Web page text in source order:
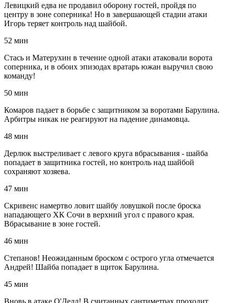
Левицкий едва не продавил оборону гостей, пройдя по
центру в зоне соперника! Но в завершающей стадии атаки
Игорь теряет контроль над шайбой.
52 мин
Стась и Матерухин в течение одной атаки атаковали ворота
соперника, и в обоих эпизодах вратарь южан выручил свою
команду!
50 мин
Комаров падает в борьбе с защитником за воротами Барулина.
Арбитры никак не реагируют на падение динамовца.
48 мин
Дерлюк выстреливает с левого круга вбрасывания - шайба
попадает в защитника гостей, но контроль над шайбой
сохраняют хозяева.
47 мин
Скривенс намертво ловит шайбу ловушкой после броска
нападающего ХК Сочи в верхний угол с правого края.
Вбрасывание в зоне гостей.
46 мин
Степанов! Неожиданным броском с острого угла отмечается
Андрей! Шайба попадает в щиток Барулина.
45 мин
Вновь в атаке О'Делл! В считанных сантиметрах проходит